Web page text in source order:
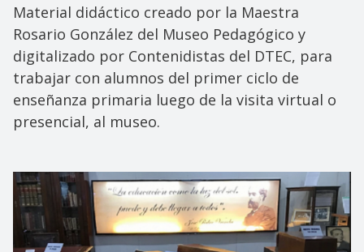
Material didáctico creado por la Maestra
Rosario González del Museo Pedagógico y
digitalizado por Contenidistas del DTEC, para
trabajar con alumnos del primer ciclo de
enseñanza primaria luego de la visita virtual o
presencial, al museo.